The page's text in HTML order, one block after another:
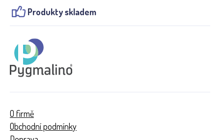
Produkty skladem
O firmě
Obchodní podmínky